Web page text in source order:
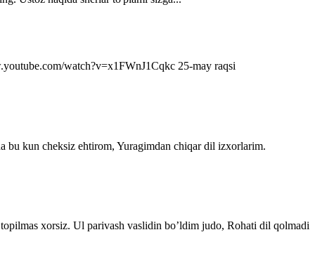
watch?v=x1FWnJ1Cqkc 25-may raqsi
bu kun cheksiz ehtirom, Yuragimdan chiqar dil izxorlarim.
xorsiz. Ul parivash vaslidin bo’ldim judo, Rohati dil qolmadi